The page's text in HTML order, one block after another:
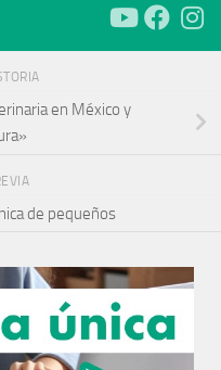
en México y
de pequeños